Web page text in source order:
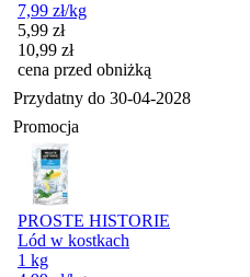
7,99 zł/kg
Cena promocyjna
5,99 zł
10,99 zł
cena przed obniżką
Przydatny do 30-04-2028
Promocja
PROSTE HISTORIE
Lód w kostkach
1 kg